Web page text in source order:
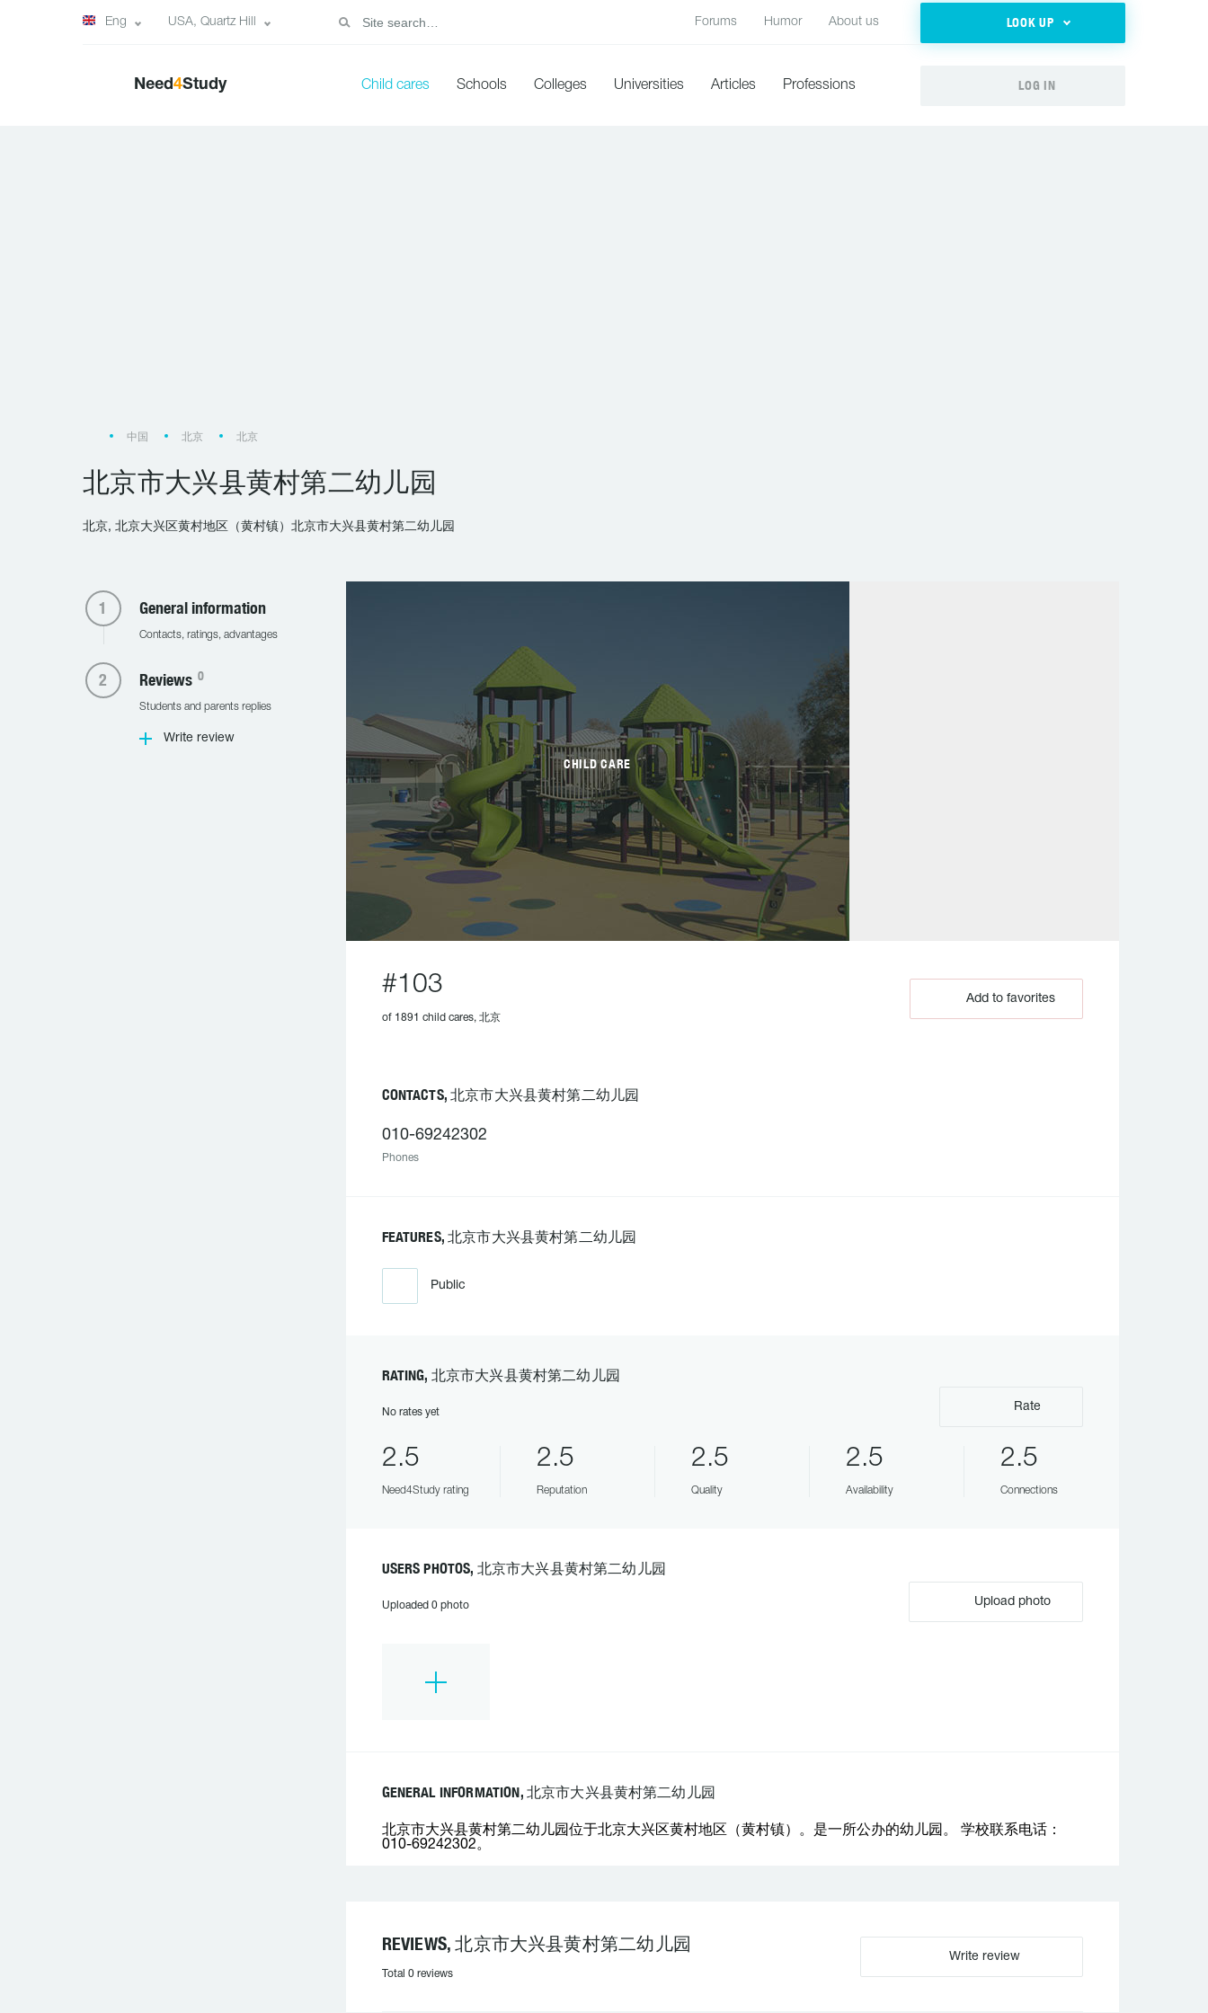
Eng USA, Quartz Hill Forums Humor About us LOOK UP
Need4Study Child cares Schools Colleges Universities Articles Professions LOG IN
中国 北京 北京
北京市大兴县黄村第二幼儿园
北京, 北京大兴区黄村地区（黄村镇）北京市大兴县黄村第二幼儿园
General information
Contacts, ratings, advantages
Reviews 0
Students and parents replies
Write review
CHILD CARE
#103
of 1891 child cares, 北京
Add to favorites
CONTACTS, 北京市大兴县黄村第二幼儿园
010-69242302
Phones
FEATURES, 北京市大兴县黄村第二幼儿园
Public
RATING, 北京市大兴县黄村第二幼儿园
No rates yet Rate
2.5
Need4Study rating
2.5
Reputation
2.5
Quality
2.5
Availability
2.5
Connections
USERS PHOTOS, 北京市大兴县黄村第二幼儿园
Uploaded 0 photo Upload photo
GENERAL INFORMATION, 北京市大兴县黄村第二幼儿园
北京市大兴县黄村第二幼儿园位于北京大兴区黄村地区（黄村镇）。是一所公办的幼儿园。 学校联系电话：
010-69242302。
REVIEWS, 北京市大兴县黄村第二幼儿园
Total 0 reviews
Write review